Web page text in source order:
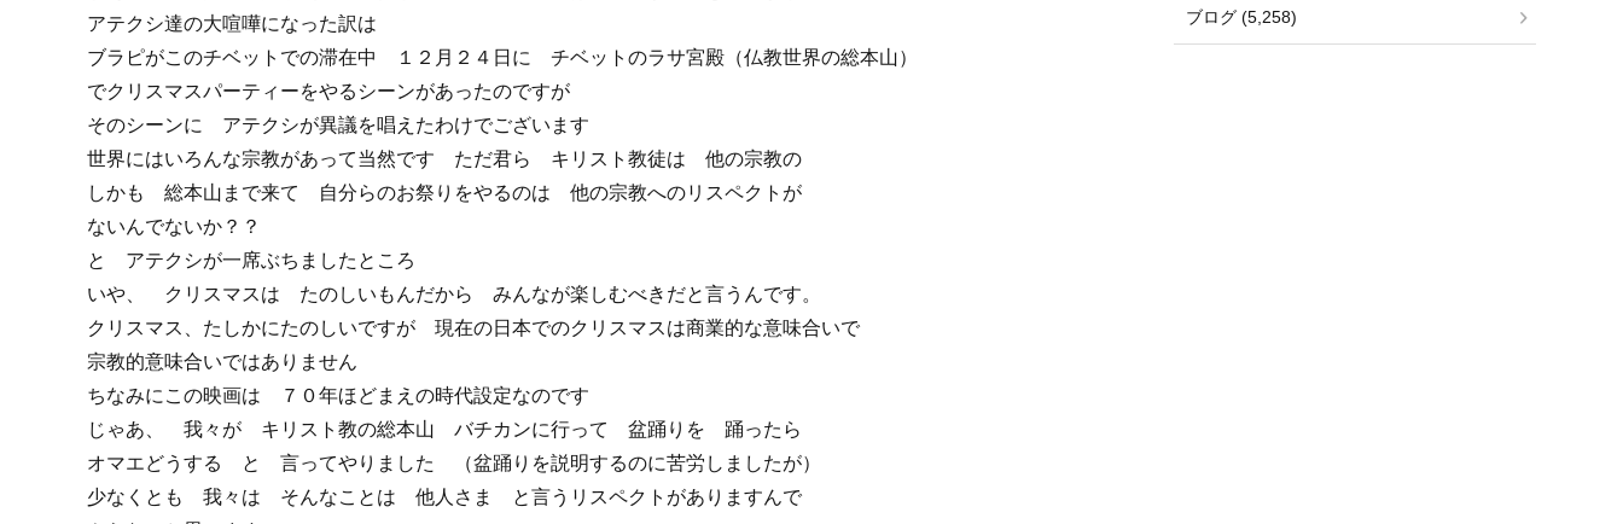
アテクシ達の大喧嘩になった訳は
ブラピがこのチベットでの滞在中 １２月２４日に チベットのラサ宮殿（仏教世界の総本山）
でクリスマスパーティーをやるシーンがあったのですが
そのシーンに アテクシが異議を唱えたわけでございます
世界にはいろんな宗教があって当然です ただ君ら キリスト教徒は 他の宗教の
しかも 総本山まで来て 自分らのお祭りをやるのは 他の宗教へのリスペクトが
ないんでないか？？
と アテクシが一席ぶちましたところ
いや、 クリスマスは たのしいもんだから みんなが楽しむべきだと言うんです。
クリスマス、たしかにたのしいですが 現在の日本でのクリスマスは商業的な意味合いで
宗教的意味合いではありません
ちなみにこの映画は ７０年ほどまえの時代設定なのです
じゃあ、 我々が キリスト教の総本山 バチカンに行って 盆踊りを 踊ったら
オマエどうする と 言ってやりました （盆踊りを説明するのに苦労しましたが）
少なくとも 我々は そんなことは 他人さま と言うリスペクトがありますんで
ブログ (5,258)